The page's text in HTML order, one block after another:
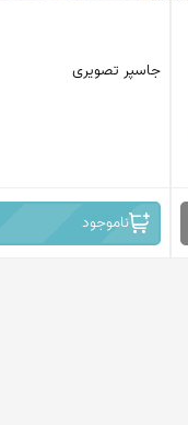
جاسپر تصویری
ناموجود